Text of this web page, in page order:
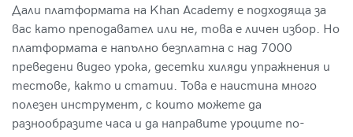
Дали платформата на Khan Academy е подходяща за
вас като преподавател или не, това е личен избор. Но
платформата е напълно безплатна с над 7000
преведени видео урока, десетки хиляди упражнения и
тестове, както и статии. Това е наистина много
полезен инструмент, с които можете да
разнообразите часа и да направите уроците по-